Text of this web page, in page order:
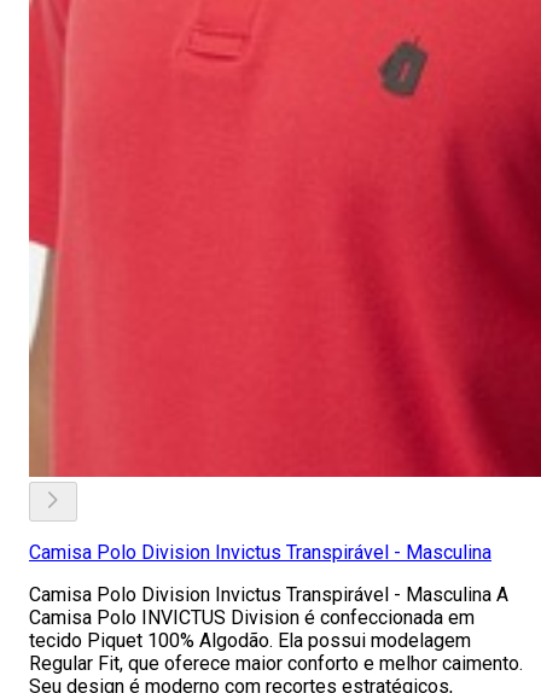
Camisa Polo Division Invictus Transpirável - Masculina
Camisa Polo Division Invictus Transpirável - Masculina A
Camisa Polo INVICTUS Division é confeccionada em
tecido Piquet 100% Algodão. Ela possui modelagem
Regular Fit, que oferece maior conforto e melhor caimento.
Seu design é moderno com recortes estratégicos,